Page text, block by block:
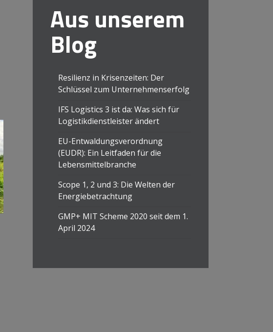
Aus unserem
Blog
Resilienz in Krisenzeiten: Der
Schlüssel zum Unternehmenserfolg
IFS Logistics 3 ist da: Was sich für
Logistikdienstleister ändert
EU-Entwaldungsverordnung
(EUDR): Ein Leitfaden für die
Lebensmittelbranche
Scope 1, 2 und 3: Die Welten der
Energiebetrachtung
GMP+ MIT Scheme 2020 seit dem 1.
April 2024